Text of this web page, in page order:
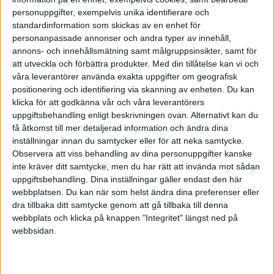
personuppgifter, exempelvis unika identifierare och
standardinformation som skickas av en enhet för
personanpassade annonser och andra typer av innehåll,
annons- och innehållsmätning samt målgruppsinsikter, samt för
att utveckla och förbättra produkter. Med din tillåtelse kan vi och
våra leverantörer använda exakta uppgifter om geografisk
positionering och identifiering via skanning av enheten. Du kan
klicka för att godkänna vår och våra leverantörers
uppgiftsbehandling enligt beskrivningen ovan. Alternativt kan du
få åtkomst till mer detaljerad information och ändra dina
inställningar innan du samtycker eller för att neka samtycke.
Observera att viss behandling av dina personuppgifter kanske
inte kräver ditt samtycke, men du har rätt att invända mot sådan
uppgiftsbehandling. Dina inställningar gäller endast den här
webbplatsen. Du kan när som helst ändra dina preferenser eller
dra tillbaka ditt samtycke genom att gå tillbaka till denna
webbplats och klicka på knappen "Integritet" längst ned på
webbsidan.
vårt avlånga land som hade nytta av vår
podd i sitt ledarskap så då hade vi inte
jobbat förgäves! Det visade sig att från den
ringa begynnelsen började vår lyssnarskara
öka stadigt. Vi firade när vi hade passerat 1
miljon streamingar! Vi är fortfarande
överväldigade av den enorma skaran av
lyssnare, och vi blir fortfarande lika glada av
alla tackmeddelanden, frågor och hejarop.
Känslan och insikten om att vi fått lov att
betyda något viktigt för många människor
växer varje gång som någon knackar någon
av oss på axeln när det har känt igen oss i
ett sammanhang och kommer fram och
tackar för podden.
En sak är säker. Vi hade inte kunnat drömma
om att vår podd skulle ha en sådan inverkan
på så många människor. Flera ledare